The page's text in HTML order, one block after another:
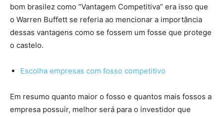
bom brasilez como “Vantagem Competitiva” era isso que
o Warren Buffett se referia ao mencionar a importância
dessas vantagens como se fossem um fosse que protege
o castelo.
Escolha empresas com fosso competitivo
Em resumo quanto maior o fosso e quantos mais fossos a
empresa possuir, melhor será para o investidor que